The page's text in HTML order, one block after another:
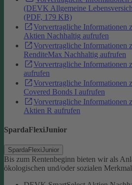
(DEVK Allgemeine
(PDF, 179 KB)
Vorvertragliche Informationen
Aktien Nachhaltig aufrufen
Vorvertragliche
RenditeMax Nachhaltig aufrufen
Vorvertragliche Informationen
aufrufen
Vorvertragliche Informationen
Covered Bonds I aufrufen
Vorvertragliche Informationen
Aktien R aufrufen
SpardaFlexiJunior
SpardaFlexiJunior
Bis zum Rentenbeginn bieten wir als
ökologischen und/oder sozialen